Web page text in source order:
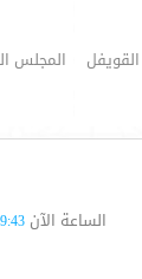
المجلس
الساعة الآن PM